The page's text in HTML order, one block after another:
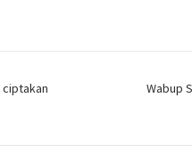
ciptakan
Wabup